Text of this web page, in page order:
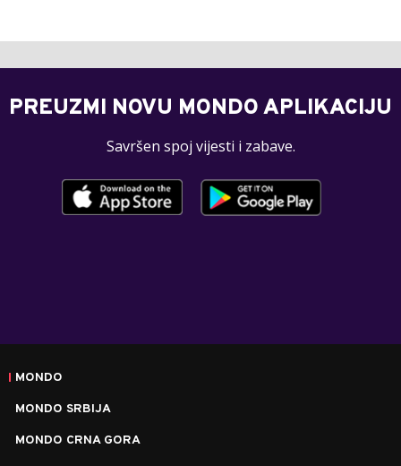
PREUZMI NOVU MONDO APLIKACIJU
Savršen spoj vijesti i zabave.
MONDO
MONDO SRBIJA
MONDO CRNA GORA